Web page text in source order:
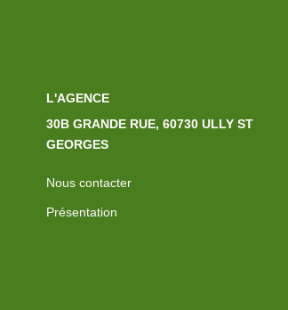
L'AGENCE
30B GRANDE RUE, 60730 ULLY ST
GEORGES
Nous contacter
Présentation